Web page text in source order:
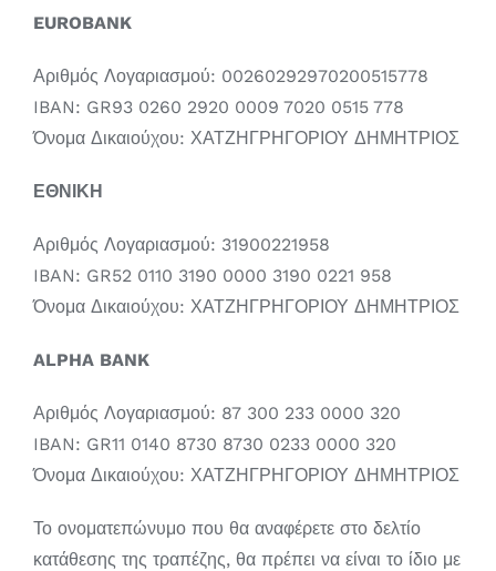
ΛΙΑΝΙΚΉ
EUROBANK
Αριθμός Λογαριασμού: 00260292970200515778
IBAN: GR93 0260 2920 0009 7020 0515 778
Όνομα Δικαιούχου: ΧΑΤΖΗΓΡΗΓΟΡΙΟΥ ΔΗΜΗΤΡΙΟΣ
ΕΘΝΙΚΗ
Αριθμός Λογαριασμού: 31900221958
IBAN: GR52 0110 3190 0000 3190 0221 958
Όνομα Δικαιούχου: ΧΑΤΖΗΓΡΗΓΟΡΙΟΥ ΔΗΜΗΤΡΙΟΣ
ALPHA BANK
Αριθμός Λογαριασμού: 87 300 233 0000 320
IBAN: GR11 0140 8730 8730 0233 0000 320
Όνομα Δικαιούχου: ΧΑΤΖΗΓΡΗΓΟΡΙΟΥ ΔΗΜΗΤΡΙΟΣ
Το ονοματεπώνυμο που θα αναφέρετε στο δελτίο
κατάθεσης της τραπέζης, θα πρέπει να είναι το ίδιο με